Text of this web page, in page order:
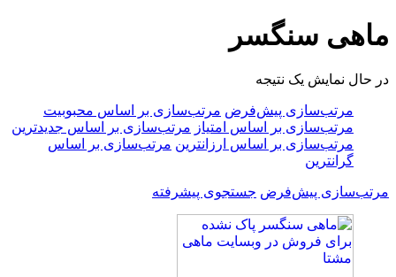
ماهی سنگسر
در حال نمایش یک نتیجه
مرتب‌سازی پیش‌فرض مرتب‌سازی بر اساس محبوبیت
مرتب‌سازی بر اساس امتیاز مرتب‌سازی بر اساس جدیدترین
مرتب‌سازی بر اساس ارزانترین مرتب‌سازی بر اساس
گرانترین
مرتب‌سازی پیش‌فرض جستجوی پیشرفته